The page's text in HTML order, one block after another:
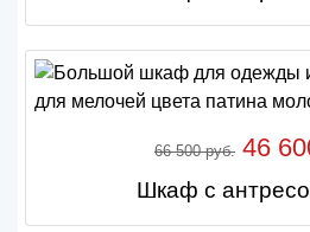
66 500 руб. 46
Шкаф с